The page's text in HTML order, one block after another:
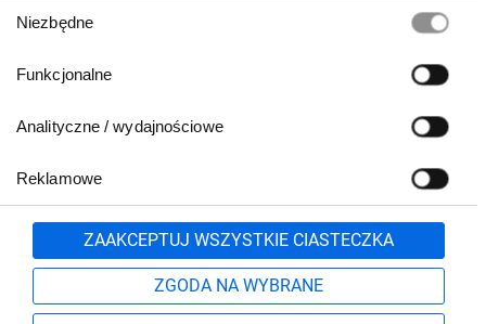
zgody
Niezbędne
Funkcjonalne
Analityczne / wydajnościowe
Reklamowe
ZAAKCEPTUJ WSZYSTKIE CIASTECZKA
ZGODA NA WYBRANE
801 500 700 lub
71 37 61 600
Formularz kontaktowy